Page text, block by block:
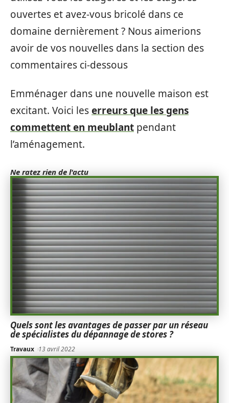
ouvertes et avez-vous bricolé dans ce
domaine dernièrement ? Nous aimerions
avoir de vos nouvelles dans la section des
commentaires ci-dessous
Emménager dans une nouvelle maison est
excitant. Voici leserreurs que les gens
commettent en meublant pendant
l’aménagement.
Ne ratez rien de l'actu
Quels sont les avantages de passer par un réseau
de spécialistes du dépannage de stores ?
Travaux 13 avril 2022